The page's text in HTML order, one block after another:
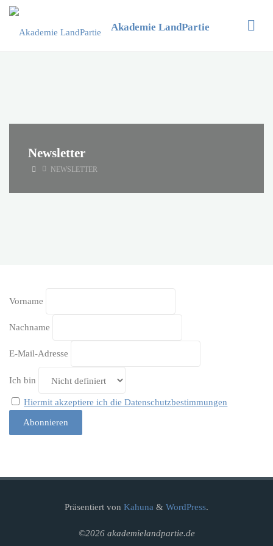
Zum
Akademie LandPartie
Newsletter
STARTNEWSLETTER
Vorname
Nachname
E-Mail-Adresse
Ich bin
Hiermit akzeptiere ich die Datenschutzbestimmungen
Präsentiert von Kahuna & WordPress.
©2026 akademielandpartie.de